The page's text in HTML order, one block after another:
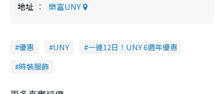
地址
樂富UNY
優惠 UNY
一連12日！UNY 6週年優惠
時裝服飾